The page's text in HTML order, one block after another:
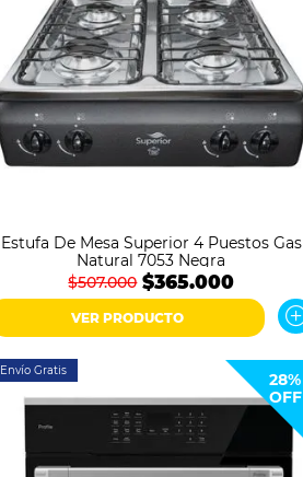
Estufa De Mesa Superior 4 Puestos Gas
Natural 7053 Negra
$507.000 $365.000
VER PRODUCTO
Envío Gratis
28%
OFF